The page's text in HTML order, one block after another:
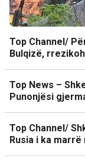
Top Channel/
Bulqizë,
Top News –
Punonjësi
Top Channel/
Rusia i ka